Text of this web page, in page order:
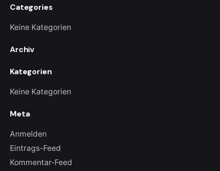
Categories
Keine Kategorien
Archiv
Kategorien
Keine Kategorien
Meta
Anmelden
Eintrags-Feed
Kommentar-Feed